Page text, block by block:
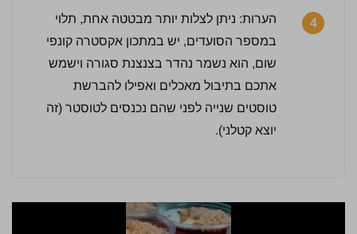
4
הערות: ניתן לצלות יותר מבטטה אחת, תלוי
במספר הסועדים, יש במתכון אקסטרה קונפי
שום, הוא נשמר נהדר בצנצנת סגורה וישמש
אתכם בתיבול מאכלים ואפילו להברשת
טוסטים שנייה לפני שהם נכנסים לטוסטר (זה
יוצא קטלני).